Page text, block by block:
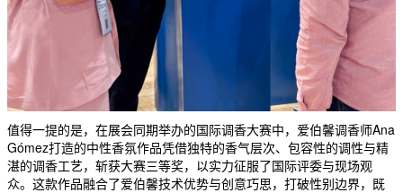
值得一提的是，在展会同期举办的国际调香大赛中，爱伯馨调香师Ana
Gómez打造的中性香氛作品凭借独特的香气层次、包容性的调性与精
湛的调香工艺，斩获大赛三等奖，以实力征服了国际评委与现场观
众。这款作品融合了爱伯馨技术优势与创意巧思，打破性别边界，既